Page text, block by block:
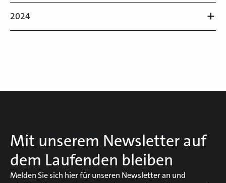
2024
Mit unserem Newsletter auf
dem Laufenden bleiben
Melden Sie sich hier für unseren Newsletter an und